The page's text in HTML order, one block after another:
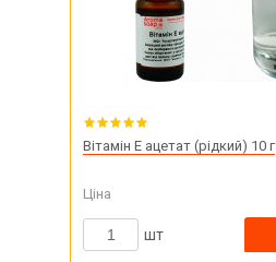
Вітамін E ацетат (рідкий) 10 г
Ціна
шт